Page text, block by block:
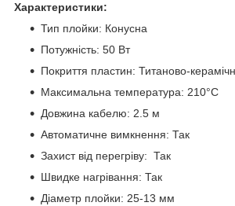
Характеристики:
Тип плойки: Конусна
Потужність: 50 Вт
Покриття пластин: Титаново-
Максимальна температура: 210°C
Довжина кабелю: 2.5 м
Автоматичне вимкнення: Так
Захист від перегріву: Так
Швидке нагрівання: Так
Діаметр плойки: 25-13 мм